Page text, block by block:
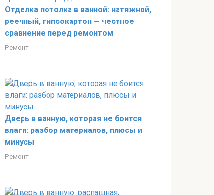
Отделка потолка в ванной: натяжной,
реечный, гипсокартон — честное
сравнение перед ремонтом
Ремонт
Дверь в ванную, которая не боится
влаги: разбор материалов, плюсы и
минусы
Ремонт